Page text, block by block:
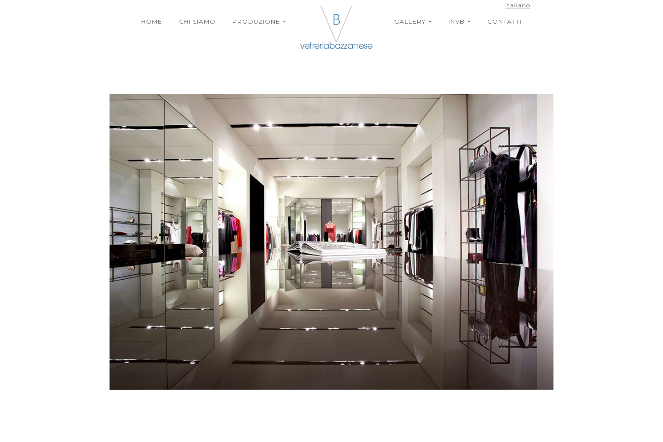
HOME CHI SIAMO PRODUZIONE GALLERY INVB CONTATTI
Italiano